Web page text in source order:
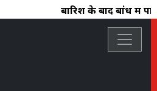
बारिश के बाद बांध में